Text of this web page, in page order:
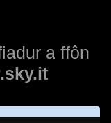
a ffôn